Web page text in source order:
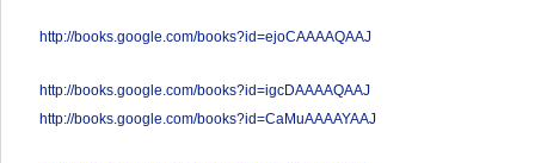
http://books.google.com/books?id=ejoCAAAAQAAJ
http://books.google.com/books?id=igcDAAAAQAAJ
http://books.google.com/books?id=CaMuAAAAYAAJ